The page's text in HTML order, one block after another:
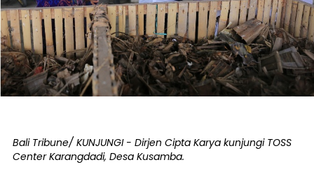
Bali Tribune/ KUNJUNGI - Dirjen Cipta Karya kunjungi TOSS
Center Karangdadi, Desa Kusamba.